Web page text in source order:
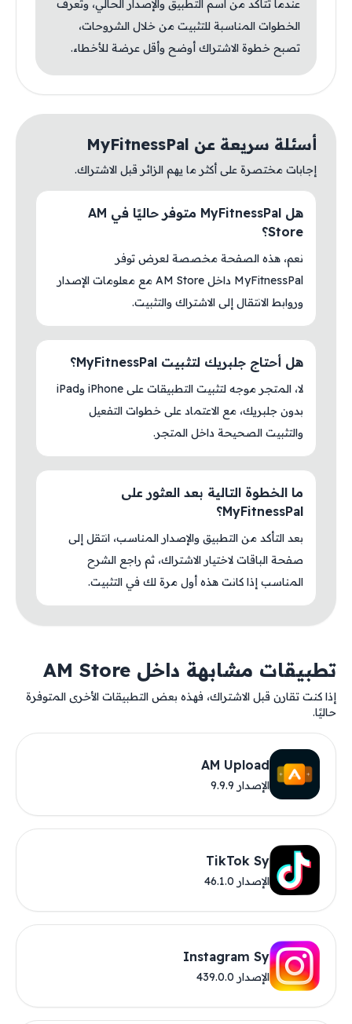
عندما تتأكد من اسم التطبيق والإصدار الحالي، وتعرف
الخطوات المناسبة للتثبيت من خلال الشروحات،
تصبح خطوة الاشتراك أوضح وأقل عرضة للأخطاء.
أسئلة سريعة عن MyFitnessPal
إجابات مختصرة على أكثر ما يهم الزائر قبل الاشتراك.
هل MyFitnessPal متوفر حاليًا في AM
Store؟
نعم، هذه الصفحة مخصصة لعرض توفر
MyFitnessPal داخل AM Store مع معلومات الإصدار
وروابط الانتقال إلى الاشتراك والتثبيت.
هل أحتاج جلبريك لتثبيت MyFitnessPal؟
لا، المتجر موجه لتثبيت التطبيقات على iPhone وiPad
بدون جلبريك، مع الاعتماد على خطوات التفعيل
والتثبيت الصحيحة داخل المتجر.
ما الخطوة التالية بعد العثور على
MyFitnessPal؟
بعد التأكد من التطبيق والإصدار المناسب، انتقل إلى
صفحة الباقات لاختيار الاشتراك، ثم راجع الشرح
المناسب إذا كانت هذه أول مرة لك في التثبيت.
تطبيقات مشابهة داخل AM Store
إذا كنت تقارن قبل الاشتراك، فهذه بعض التطبيقات الأخرى المتوفرة
حاليًا.
AM Upload
الإصدار 9.9.9
TikTok Sy
الإصدار 46.1.0
Instagram Sy
الإصدار 439.0.0